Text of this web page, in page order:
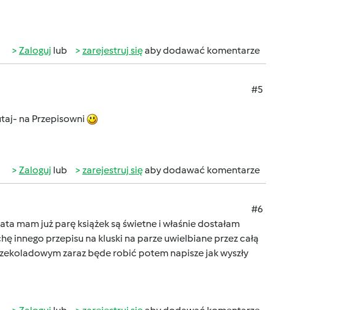
Zaloguj lub zarejestruj sięaby dodawać komentarze
#5
na Przepisowni
Zaloguj lub zarejestruj sięaby dodawać komentarze
#6
mam już parę książek są świetne i właśnie dostałam
innego przepisu na kluski na parze uwielbiane przez całą
zaraz będe robić potem napisze jak wyszły